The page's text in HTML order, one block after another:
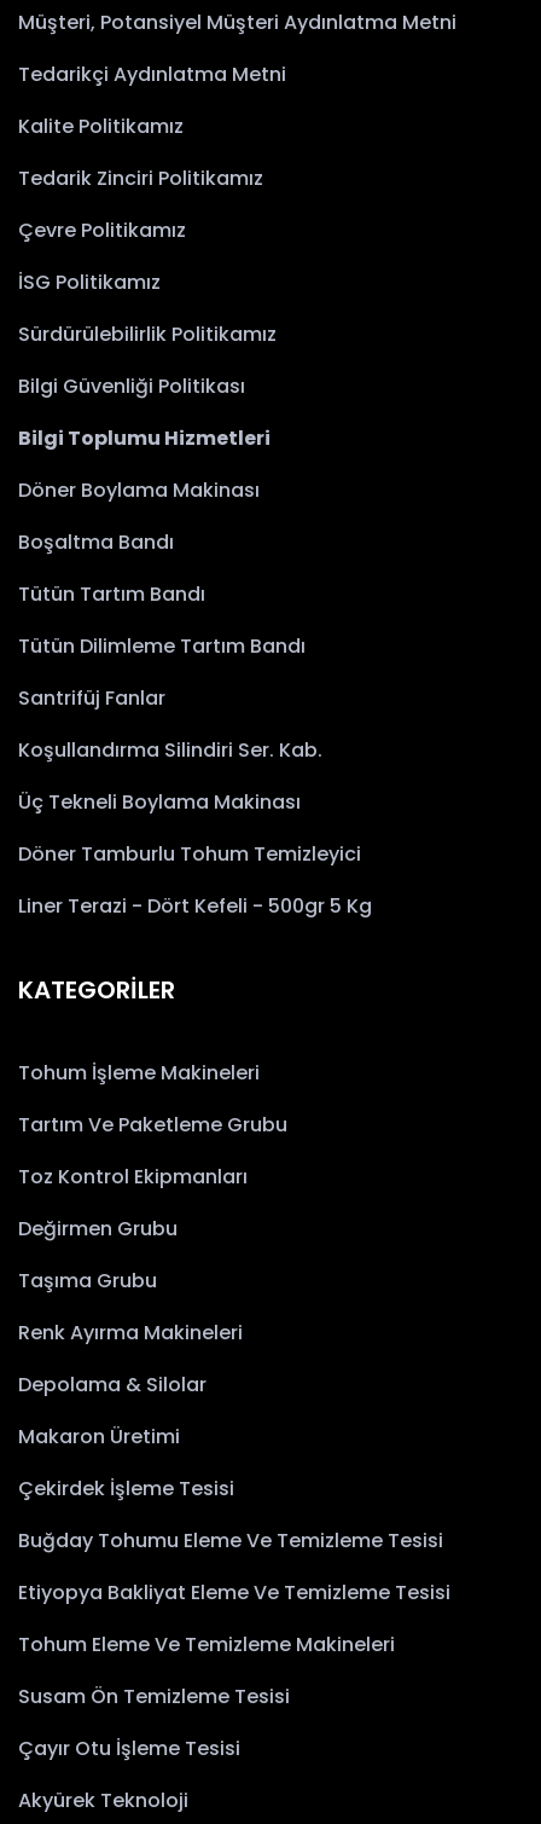
Müşteri, Potansiyel Müşteri Aydınlatma Metni
Tedarikçi Aydınlatma Metni
Kalite Politikamız
Tedarik Zinciri Politikamız
Çevre Politikamız
İSG Politikamız
Sürdürülebilirlik Politikamız
Bilgi Güvenliği Politikası
Bilgi Toplumu Hizmetleri
Döner Boylama Makinası
Boşaltma Bandı
Tütün Tartım Bandı
Tütün Dilimleme Tartım Bandı
Santrifüj Fanlar
Koşullandırma Silindiri Ser. Kab.
Üç Tekneli Boylama Makinası
Döner Tamburlu Tohum Temizleyici
Liner Terazi - Dört Kefeli - 500gr 5 Kg
KATEGORİLER
Tohum İşleme Makineleri
Tartım Ve Paketleme Grubu
Toz Kontrol Ekipmanları
Değirmen Grubu
Taşıma Grubu
Renk Ayırma Makineleri
Depolama & Silolar
Makaron Üretimi
Çekirdek İşleme Tesisi
Buğday Tohumu Eleme Ve Temizleme Tesisi
Etiyopya Bakliyat Eleme Ve Temizleme Tesisi
Tohum Eleme Ve Temizleme Makineleri
Susam Ön Temizleme Tesisi
Çayır Otu İşleme Tesisi
Akyürek Teknoloji